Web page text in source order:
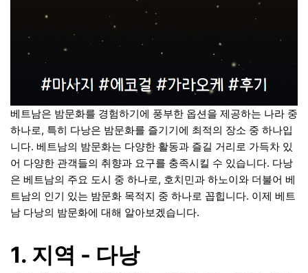
베트남은 밤문화를 경험하기에 풍부한 옵션을 제공하는 나라 중
하나로, 특히 다낭은 밤문화를 즐기기에 최적의 장소 중 하나입
니다. 베트남의 밤문화는 다양한 활동과 즐길 거리로 가득차 있
어 다양한 관객들의 취향과 요구를 충족시킬 수 있습니다. 다낭
은 베트남의 주요 도시 중 하나로, 호치민과 하노이와 더불어 베
트남의 인기 있는 밤문화 목적지 중 하나로 꼽힙니다. 이제 베트
남 다낭의 밤문화에 대해 알아보겠습니다.
1. 지역 - 다낭